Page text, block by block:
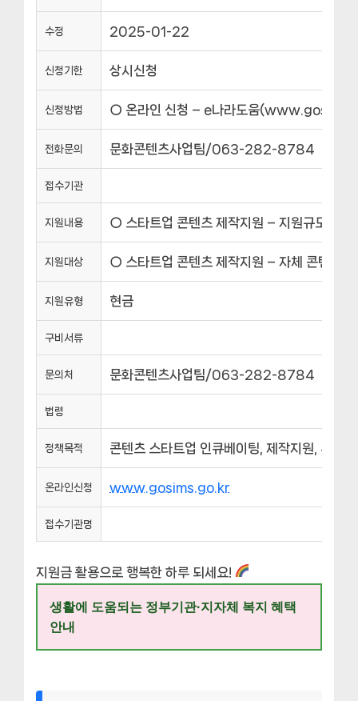
수정 2025-01-22
신청기한 상시신청
신청방법 ○ 온라인 신청 – e나라도움
전화문의 문화콘텐츠사업팀/063-282-8784
접수기관
지원내용 ○ 스타트업 콘텐츠 제작지원 – 지원규모 : 3
지원대상 ○ 스타트업 콘텐츠 제작지원 – 자체 콘텐츠
지원유형 현금
구비서류
문의처 문화콘텐츠사업팀/063-282-8784
법령
정책목적 콘텐츠 스타트업 인큐베이팅, 제작지원, 투자
온라인신청 www.gosims.go.kr
접수기관명
지원금 활용으로 행복한 하루 되세요!
생활에 도움되는 정부기관·지자체 복지 혜택
안내